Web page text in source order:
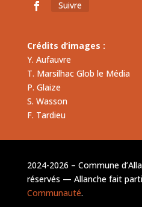
Suivre
Crédits d’images :
Y. Aufauvre
T. Marsilhac Glob le Média
P. Glaize
S. Wasson
F. Tardieu
2024-2026 – Commune
réservés — Allanche fait
Communauté.